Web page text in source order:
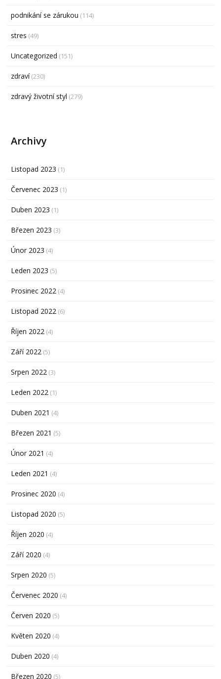
podnikání se zárukou (114)
stres (49)
Uncategorized (151)
zdraví(230)
zdravý životní styl (279)
Archivy
Listopad 2023 (1)
Červenec 2023 (1)
Duben 2023 (1)
Březen 2023 (3)
Únor 2023 (4)
Leden 2023 (5)
Prosinec 2022 (4)
Listopad 2022 (6)
Říjen 2022 (4)
Září 2022 (5)
Srpen 2022 (3)
Leden 2022 (1)
Duben 2021 (4)
Březen 2021 (5)
Únor 2021 (4)
Leden 2021 (4)
Prosinec 2020 (4)
Listopad 2020 (5)
Říjen 2020 (4)
Září 2020 (4)
Srpen 2020 (5)
Červenec 2020 (4)
Červen 2020 (5)
Květen 2020 (4)
Duben 2020 (4)
Březen 2020 (5)